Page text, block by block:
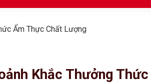
Ẩm Thực Chất Lượng
Khắc Thưởng Thức